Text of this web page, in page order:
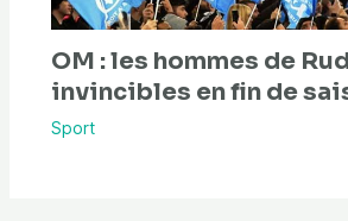
OM : les hommes de
invincibles en fin de
Sport